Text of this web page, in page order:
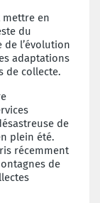
en
du
l’évolution
adaptations
de collecte.
de
plein été.
récemment
de